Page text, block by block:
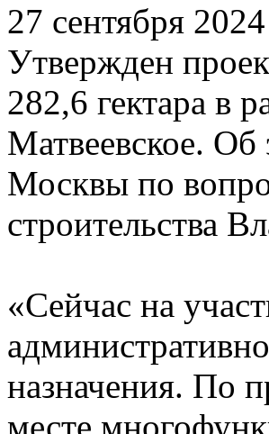
27 сентября 2024
Утвержден
282,6 гектара в
Матвеевское.
Москвы по
строительства
«Сейчас на
назначения. По
месте